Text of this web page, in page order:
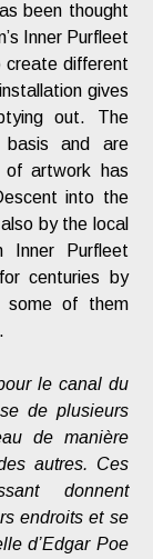
been thought
Inner Purfleet
create different
gives
out. The
and are
of artwork has
into the
by the local
Inner Purfleet
centuries by
some of them
le canal du
de plusieurs
de manière
autres. Ces
donnent
endroits et se
d’Edgar Poe